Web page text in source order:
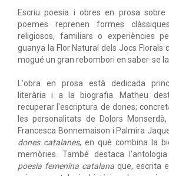
Escriu poesia i obres en prosa sobre
poemes reprenen formes
religiosos, familiars o experiències
guanya la Flor Natural dels Jocs Florals
mogué un gran rebombori en saber-se
L'obra en prosa està dedicada
literària i a la biografia. Matheu
recuperar l'escriptura de dones;
les personalitats de Dolors
Francesca Bonnemaison i Palmira
dones catalanes, en què combina la
memòries. També destaca l'antologia
poesia femenina catalana que, escrita